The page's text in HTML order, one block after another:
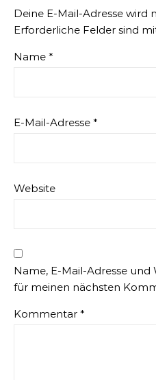
Deine E-Mail-Adresse wird
Erforderliche Felder sind
Name *
E-Mail-Adresse *
Website
Name, E-Mail-Adresse
für meinen nächsten
Kommentar *